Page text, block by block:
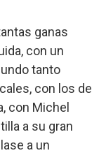
ganas
con un
tanto
con los de
con Michel
a su gran
a un